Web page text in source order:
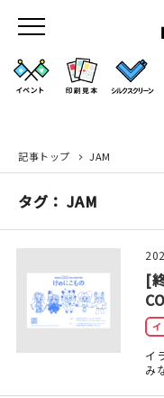
JAMのこと
お店/ワークスペース
記事トップ JAM
タグ： JAM
[
イ
み